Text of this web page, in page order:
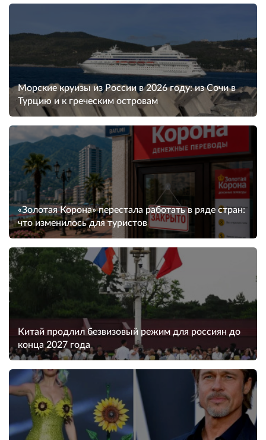
Морские круизы из России в 2026 году: из Сочи в
Турцию и к греческим островам
«Золотая Корона» перестала работать в ряде стран:
что изменилось для туристов
Китай продлил безвизовый режим для россиян до
конца 2027 года